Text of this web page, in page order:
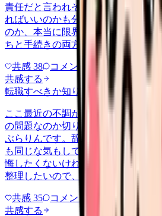
責任だと言われそうで、どう切り出
ればいいのかも分からず動けずにい
のか、本当に限界なのか、自分でも
ちと手続きの両方が整理できなく…
共感 38 コメント
共感する
転職すべきか知りたい
other 2026/6/26
ここ最近の不調が、職場の環境のせ
の問題なのか切り分けられず、転職
ぶらりんです。辞めれば楽になる気
も同じな気もして、決め手がありま
悔したくないけれど、このまま留ま
整理したいので、判断材料の集…
共感 35 コメント
共感する